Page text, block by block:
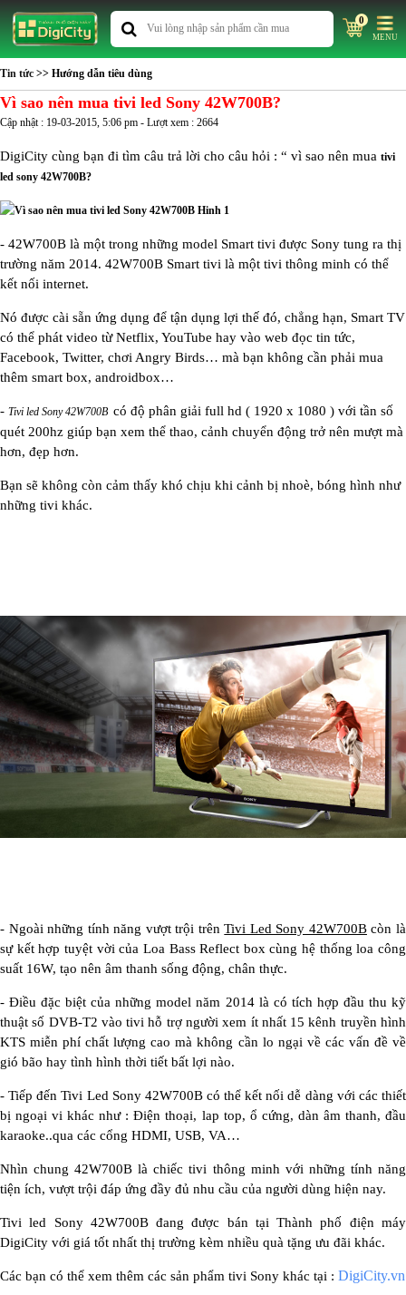
0
MENU
Tin tức >> Hướng dẫn tiêu dùng
Vì sao nên mua tivi led Sony 42W700B?
Cập nhật : 19-03-2015, 5:06 pm - Lượt xem : 2664
DigiCity cùng bạn đi tìm câu trả lời cho câu hỏi : “ vì sao nên mua tivi
led sony 42W700B?
- 42W700B là một trong những model Smart tivi được Sony tung ra thị
trường năm 2014. 42W700B Smart tivi là một tivi thông minh có thể
kết nối internet.
Nó được cài sẵn ứng dụng để tận dụng lợi thế đó, chẳng hạn, Smart TV
có thể phát video từ Netflix, YouTube hay vào web đọc tin tức,
Facebook, Twitter, chơi Angry Birds… mà bạn không cần phải mua
thêm smart box, androidbox…
- Tivi led Sony 42W700B có độ phân giải full hd ( 1920 x 1080 ) với tần số
quét 200hz giúp bạn xem thể thao, cảnh chuyển động trở nên mượt mà
hơn, đẹp hơn.
Bạn sẽ không còn cảm thấy khó chịu khi cảnh bị nhoè, bóng hình như
những tivi khác.
- Ngoài những tính năng vượt trội trênTivi Led Sony 42W700Bcòn là
sự kết hợp tuyệt vời của Loa Bass Reflect box cùng hệ thống loa công
suất 16W, tạo nên âm thanh sống động, chân thực.
- Điều đặc biệt của những model năm 2014 là có tích hợp đầu thu kỹ
thuật số DVB-T2 vào tivi hỗ trợ người xem ít nhất 15 kênh truyền hình
KTS miễn phí chất lượng cao mà không cần lo ngại về các vấn đề về
gió bão hay tình hình thời tiết bất lợi nào.
- Tiếp đến Tivi Led Sony 42W700B có thể kết nối dễ dàng với các thiết
bị ngoại vi khác như : Điện thoại, lap top, ổ cứng, dàn âm thanh, đầu
karaoke..qua các cổng HDMI, USB, VA…
Nhìn chung 42W700B là chiếc tivi thông minh với những tính năng
tiện ích, vượt trội đáp ứng đầy đủ nhu cầu của người dùng hiện nay.
Tivi led Sony 42W700B đang được bán tại Thành phố điện máy
DigiCity với giá tốt nhất thị trường kèm nhiều quà tặng ưu đãi khác.
Các bạn có thể xem thêm các sản phẩm tivi Sony khác tại : DigiCity.vn